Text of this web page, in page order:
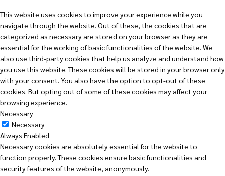
This website uses cookies to improve your experience while you
navigate through the website. Out of these, the cookies that are
categorized as necessary are stored on your browser as they are
essential for the working of basic functionalities of the website. We
also use third-party cookies that help us analyze and understand how
you use this website. These cookies will be stored in your browser only
with your consent. You also have the option to opt-out of these
cookies. But opting out of some of these cookies may affect your
browsing experience.
Necessary
Necessary
Always Enabled
Necessary cookies are absolutely essential for the website to
function properly. These cookies ensure basic functionalities and
security features of the website, anonymously.